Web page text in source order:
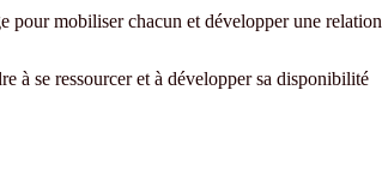
pour mobiliser chacun et développer une relation
à se ressourcer et à développer sa disponibilité